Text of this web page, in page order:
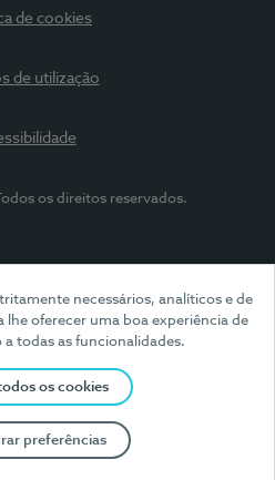
necessários, analíticos e de
oferecer uma boa experiência de
a todas as funcionalidades.
os cookies
preferências
de cookies
de utilização
os direitos reservados.